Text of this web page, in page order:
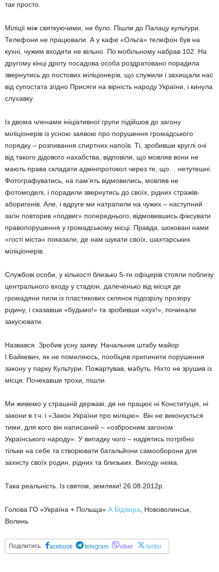
так просто.
Міліції між святкуючими, не було. Пішли до Палацу культури.
Телефони не працювали. А у кафе «Ольга» телефон був на
кухні, чужим входити не вільно. По мобільному набрав 102. На
другому кінці дроту посадова особа роздратовано порадила
звернутись до постових міліціонерів, що служили і захищали нас
від супостата згідно Присяги на вірність народу України, і кинула
слухавку.
Із двома членами ініціативної групи підійшов до загону
міліціонерів із усною заявою про порушення громадського
порядку – розпивання спиртних напоїв. Ті, зробивши круглі очі
від такого дідового нахабства, відповіли, що мовляв вони не
мають права складати адмінпротокол через те, що… нетутешні.
Фотографуватись, на пам’ять відмовились, мовляв не
фотомоделі, і порадили звернутись до своїх, рідних стражів-
аборигенів. Але, і вдруге ми натрапили на чужих – наступний
загін повторив «подвиг» попереднього, відмовившись фіксувати
правопорушення у громадському місці. Правда, шоковані нами
«гості міста» показали, де нам шукати своїх, шахтарських
міліціонерів.
Службові особи, у кількості близько 5-ти офіцерів стояли поблизу
центрального входу у стадіон, далеченько від місця де
громадяни пили із пластикових склянок підозрілу прозору
рідину, і сказавши «будьмо!» та зробивши «хух!», починали
закусювати.
Назвався. Зробив усну заяву. Начальник штабу майор
І.Байкевич, як не помиляюсь, пообіцяв припинити порушення
закону у парку Культури. Пожартував, мабуть. Ніхто не зрушив із
місця. Почекавши трохи, пішли.
Ми живемо у страшній державі, де не працює ні Конституція, ні
закони в т.ч. і «Закон України про міліцію». Він не виконується
тими, для кого він написаний – «озброєним загоном
Українського народу». У випадку чого – надіятись потрібно
тільки на себе та створювати батальйони самооборони для
захисту своїх родин, рідних та близьких. Виходу нема.
Така реальність. Із святом, земляки! 26.08.2012р.
Голова ГО «Україна + Польща» А.Бідзюра , Нововолинськ,
Волинь
Поділитись: acebook telegram viber twitter